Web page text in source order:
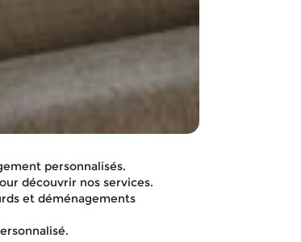
personnalisés.
découvrir nos services.
et déménagements